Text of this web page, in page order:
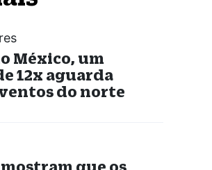
México, um
12x aguarda
do norte
que os